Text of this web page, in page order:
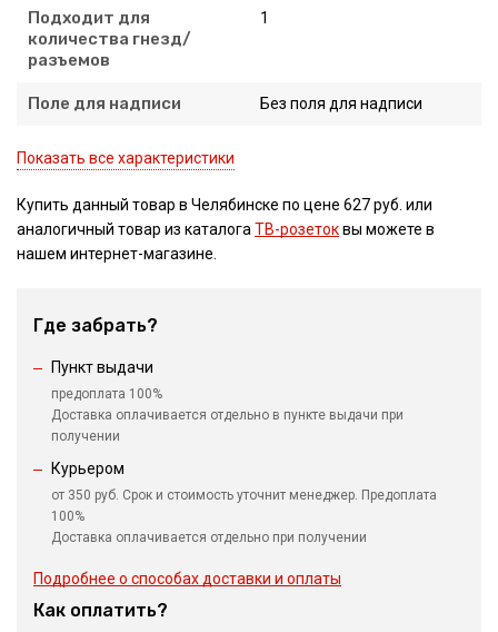
Подходит для
количества гнезд/
разъемов
1
Поле для надписи Без поля для надписи
Показать все характеристики
Купить данный товар в Челябинске по цене 627 руб. или
аналогичный товар из каталогаТВ-розетоквы можете в
нашем интернет-магазине.
Где забрать?
Пункт выдачи
предоплата 100%
Доставка оплачивается отдельно в пункте выдачи при
получении
Курьером
от 350 руб. Срок и стоимость уточнит менеджер. Предоплата
100%
Доставка оплачивается отдельно при получении
Подробнее о способах доставки и оплаты
Как оплатить?